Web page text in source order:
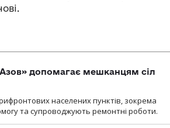
допомагає мешканцям сіл
населених пунктів, зокрема
та супроводжують ремонтні роботи.